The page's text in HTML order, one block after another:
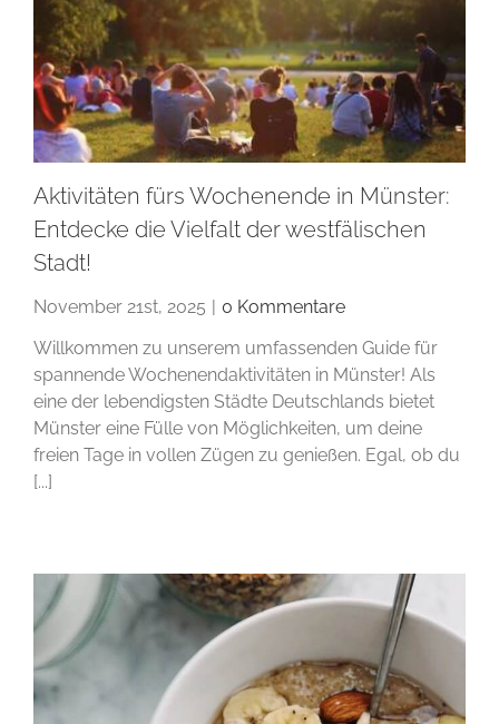
Aktivitäten fürs Wochenende in Münster:
Entdecke die Vielfalt der westfälischen
Stadt!
November 21st, 2025
0 Kommentare
Willkommen zu unserem umfassenden Guide für
spannende Wochenendaktivitäten in Münster! Als
eine der lebendigsten Städte Deutschlands bietet
Münster eine Fülle von Möglichkeiten, um deine
freien Tage in vollen Zügen zu genießen. Egal, ob du
[...]